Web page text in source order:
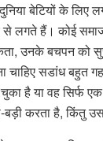
बेटियों के लिए
से लगते हैं। कोई
उनके बचपन को
चाहिए सडांध बहुत
है या वह सिर्फ
बड़ी करता है, किंतु